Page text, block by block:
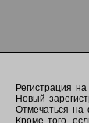
Регистрация
Новый
Отмечаться на
Кроме того,